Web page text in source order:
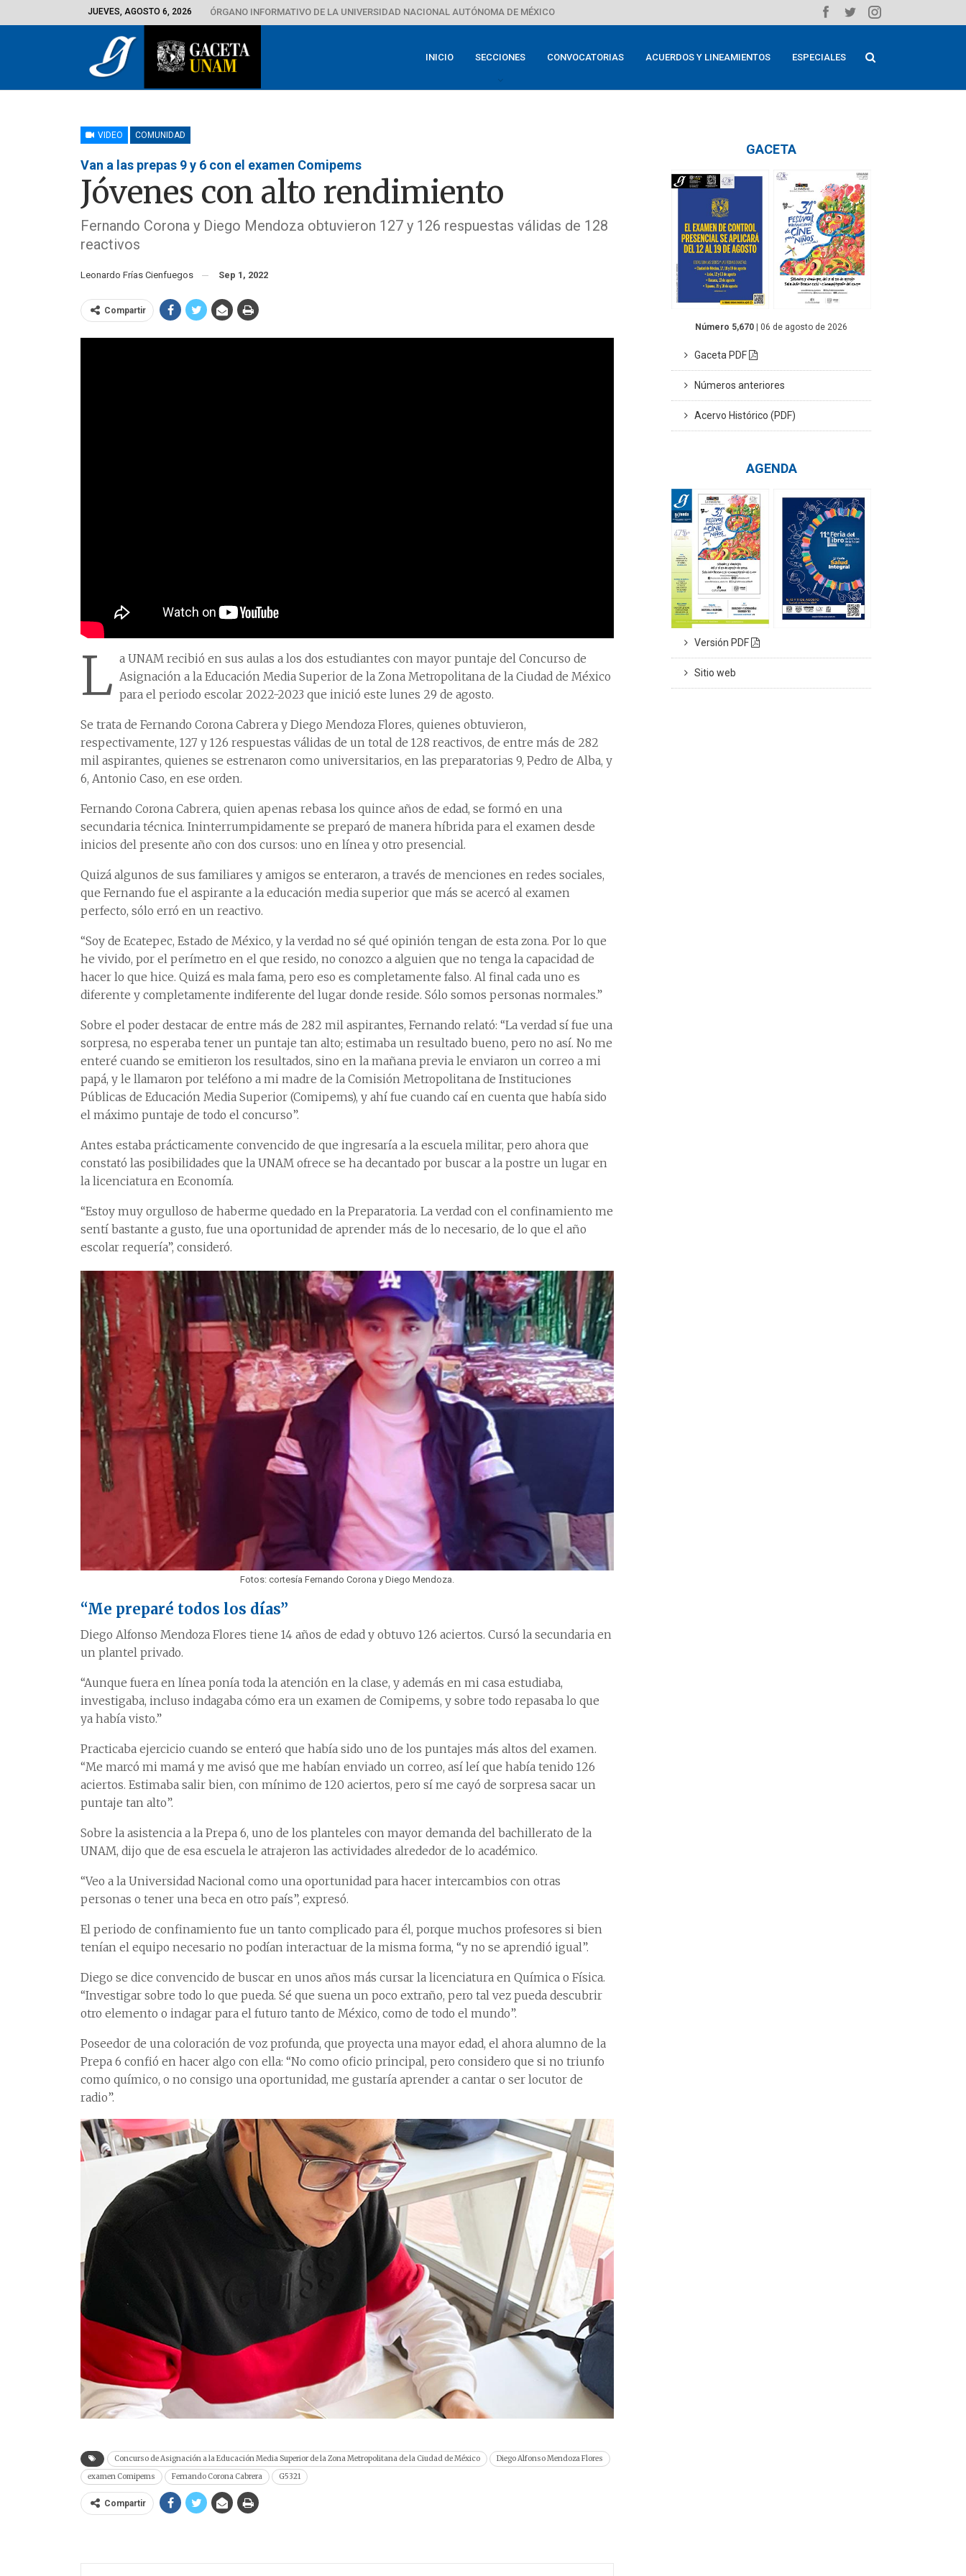
JUEVES, AGOSTO 6, 2026 ÓRGANO INFORMATIVO DE LA UNIVERSIDAD NACIONAL AUTÓNOMA DE MÉXICO
INICIO SECCIONES CONVOCATORIAS ACUERDOS Y LINEAMIENTOS ESPECIALES
VIDEO COMUNIDAD
Van a las prepas 9 y 6 con el examen Comipems
Jóvenes con alto rendimiento
Fernando Corona y Diego Mendoza obtuvieron 127 y 126 respuestas válidas de 128
reactivos
Leonardo Frías Cienfuegos Sep 1, 2022
Compartir
L a UNAM recibió en sus aulas a los dos estudiantes con mayor puntaje del Concurso de
Asignación a la Educación Media Superior de la Zona Metropolitana de la Ciudad de México
para el periodo escolar 2022-2023 que inició este lunes 29 de agosto.
Se trata de Fernando Corona Cabrera y Diego Mendoza Flores, quienes obtuvieron,
respectivamente, 127 y 126 respuestas válidas de un total de 128 reactivos, de entre más de 282
mil aspirantes, quienes se estrenaron como universitarios, en las preparatorias 9, Pedro de Alba, y
6, Antonio Caso, en ese orden.
Fernando Corona Cabrera, quien apenas rebasa los quince años de edad, se formó en una
secundaria técnica. Ininterrumpidamente se preparó de manera híbrida para el examen desde
inicios del presente año con dos cursos: uno en línea y otro presencial.
Quizá algunos de sus familiares y amigos se enteraron, a través de menciones en redes sociales,
que Fernando fue el aspirante a la educación media superior que más se acercó al examen
perfecto, sólo erró en un reactivo.
“Soy de Ecatepec, Estado de México, y la verdad no sé qué opinión tengan de esta zona. Por lo que
he vivido, por el perímetro en el que resido, no conozco a alguien que no tenga la capacidad de
hacer lo que hice. Quizá es mala fama, pero eso es completamente falso. Al final cada uno es
diferente y completamente indiferente del lugar donde reside. Sólo somos personas normales.”
Sobre el poder destacar de entre más de 282 mil aspirantes, Fernando relató: “La verdad sí fue una
sorpresa, no esperaba tener un puntaje tan alto; estimaba un resultado bueno, pero no así. No me
enteré cuando se emitieron los resultados, sino en la mañana previa le enviaron un correo a mi
papá, y le llamaron por teléfono a mi madre de la Comisión Metropolitana de Instituciones
Públicas de Educación Media Superior (Comipems), y ahí fue cuando caí en cuenta que había sido
el máximo puntaje de todo el concurso”.
Antes estaba prácticamente convencido de que ingresaría a la escuela militar, pero ahora que
constató las posibilidades que la UNAM ofrece se ha decantado por buscar a la postre un lugar en
la licenciatura en Economía.
“Estoy muy orgulloso de haberme quedado en la Preparatoria. La verdad con el confinamiento me
sentí bastante a gusto, fue una oportunidad de aprender más de lo necesario, de lo que el año
escolar requería”, consideró.
Fotos: cortesía Fernando Corona y Diego Mendoza.
“Me preparé todos los días”
Diego Alfonso Mendoza Flores tiene 14 años de edad y obtuvo 126 aciertos. Cursó la secundaria en
un plantel privado.
“Aunque fuera en línea ponía toda la atención en la clase, y además en mi casa estudiaba,
investigaba, incluso indagaba cómo era un examen de Comipems, y sobre todo repasaba lo que
ya había visto.”
Practicaba ejercicio cuando se enteró que había sido uno de los puntajes más altos del examen.
“Me marcó mi mamá y me avisó que me habían enviado un correo, así leí que había tenido 126
aciertos. Estimaba salir bien, con mínimo de 120 aciertos, pero sí me cayó de sorpresa sacar un
puntaje tan alto”.
Sobre la asistencia a la Prepa 6, uno de los planteles con mayor demanda del bachillerato de la
UNAM, dijo que de esa escuela le atrajeron las actividades alrededor de lo académico.
“Veo a la Universidad Nacional como una oportunidad para hacer intercambios con otras
personas o tener una beca en otro país”, expresó.
El periodo de confinamiento fue un tanto complicado para él, porque muchos profesores si bien
tenían el equipo necesario no podían interactuar de la misma forma, “y no se aprendió igual”.
Diego se dice convencido de buscar en unos años más cursar la licenciatura en Química o Física.
“Investigar sobre todo lo que pueda. Sé que suena un poco extraño, pero tal vez pueda descubrir
otro elemento o indagar para el futuro tanto de México, como de todo el mundo”.
Poseedor de una coloración de voz profunda, que proyecta una mayor edad, el ahora alumno de la
Prepa 6 confió en hacer algo con ella: “No como oficio principal, pero considero que si no triunfo
como químico, o no consigo una oportunidad, me gustaría aprender a cantar o ser locutor de
radio”.
Concurso de Asignación a la Educación Media Superior de la Zona Metropolitana de la Ciudad de México
Diego Alfonso Mendoza Flores
examen Comipems
Fernando Corona Cabrera G5321
Compartir
GACETA
Número 5,670 | 06 de agosto de 2026
Gaceta PDF
Números anteriores
Acervo Histórico (PDF)
AGENDA
Versión PDF
Sitio web